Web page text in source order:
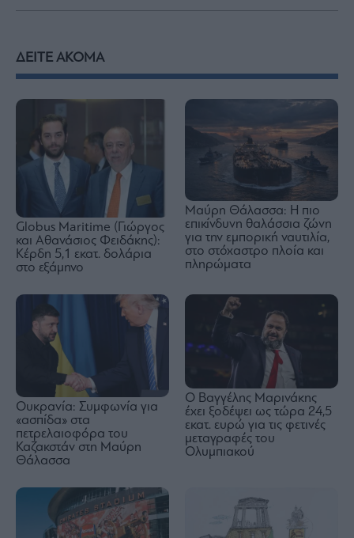
ΔΕΙΤΕ ΑΚΟΜΑ
Globus Maritime (Γιώργος
και Αθανάσιος Φειδάκης):
Κέρδη 5,1 εκατ. δολάρια
στο εξάμηνο
Μαύρη Θάλασσα: Η πιο
επικίνδυνη θαλάσσια ζώνη
για την εμπορική ναυτιλία,
στο στόχαστρο πλοία και
πληρώματα
Ουκρανία: Συμφωνία για
«ασπίδα» στα
πετρελαιοφόρα του
Καζακστάν στη Μαύρη
Θάλασσα
Ο Βαγγέλης Μαρινάκης
έχει ξοδέψει ως τώρα 24,5
εκατ. ευρώ για τις φετινές
μεταγραφές του
Ολυμπιακού